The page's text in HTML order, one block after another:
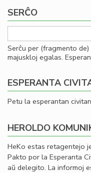
SERĈO
Serĉu per (fragmento
majuskloj egalas.
ESPERANTA
Petu la esperantan
HEROLDO
HeKo estas retagentejo
Pakto por la Esperanta
aŭ delegito. La informoj